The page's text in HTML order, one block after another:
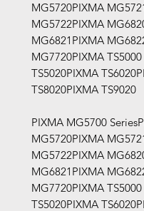
MG5720PIXMA
MG5722PIXMA
MG6821PIXMA
MG7720PIXMA
TS5020PIXMA
TS8020PIXMA TS9020
PIXMA MG5700
MG5720PIXMA
MG5722PIXMA
MG6821PIXMA
MG7720PIXMA
TS5020PIXMA